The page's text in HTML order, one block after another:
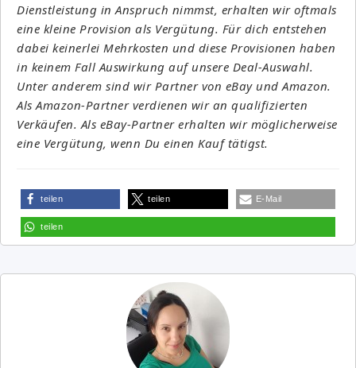
Dienstleistung in Anspruch nimmst, erhalten wir oftmals
eine kleine Provision als Vergütung. Für dich entstehen
dabei keinerlei Mehrkosten und diese Provisionen haben
in keinem Fall Auswirkung auf unsere Deal-Auswahl.
Unter anderem sind wir Partner von eBay und Amazon.
Als Amazon-Partner verdienen wir an qualifizierten
Verkäufen. Als eBay-Partner erhalten wir möglicherweise
eine Vergütung, wenn Du einen Kauf tätigst.
teilen teilen E-Mail
teilen